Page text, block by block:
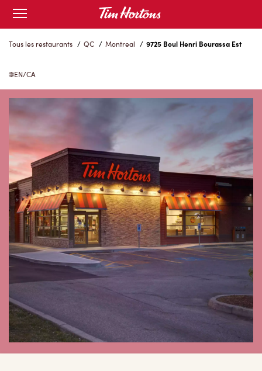
Skip
Content
Open
mobile
menu
Tous les restaurants / QC / Montreal / 9725 Boul Henri Bourassa Est
EN/CA